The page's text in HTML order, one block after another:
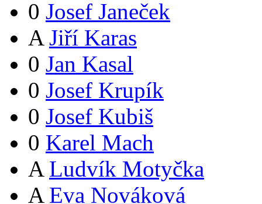
0 Josef Janeček
A Jiří Karas
0 Jan Kasal
0 Josef Krupík
0 Josef Kubiš
0 Karel Mach
A Ludvík Motyčka
A Eva Nováková